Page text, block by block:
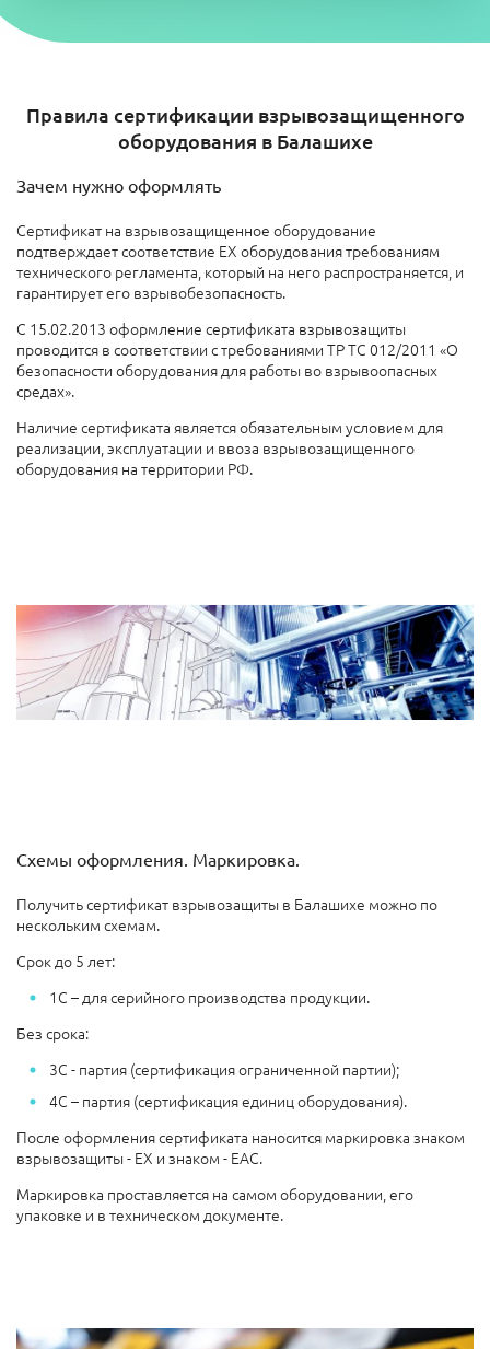
Правила сертификации взрывозащищенного
оборудования в Балашихе
Зачем нужно оформлять
Сертификат на взрывозащищенное оборудование
подтверждает соответствие EX оборудования требованиям
технического регламента, который на него распространяется, и
гарантирует его взрывобезопасность.
С 15.02.2013 оформление сертификата взрывозащиты
проводится в соответствии с требованиями ТР ТС 012/2011 «О
безопасности оборудования для работы во взрывоопасных
средах».
Наличие сертификата является обязательным условием для
реализации, эксплуатации и ввоза взрывозащищенного
оборудования на территории РФ.
Схемы оформления. Маркировка.
Получить сертификат взрывозащиты в Балашихе можно по
нескольким схемам.
Срок до 5 лет:
1С – для серийного производства продукции.
Без срока:
3С - партия (сертификация ограниченной партии);
4С – партия (сертификация единиц оборудования).
После оформления сертификата наносится маркировка знаком
взрывозащиты - EX и знаком - ЕАС.
Маркировка проставляется на самом оборудовании, его
упаковке и в техническом документе.